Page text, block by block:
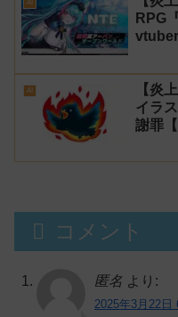
AI
RPG
子】
AI
【炎
イラ
謝罪
コメント
匿名 より:
2025年3月22日